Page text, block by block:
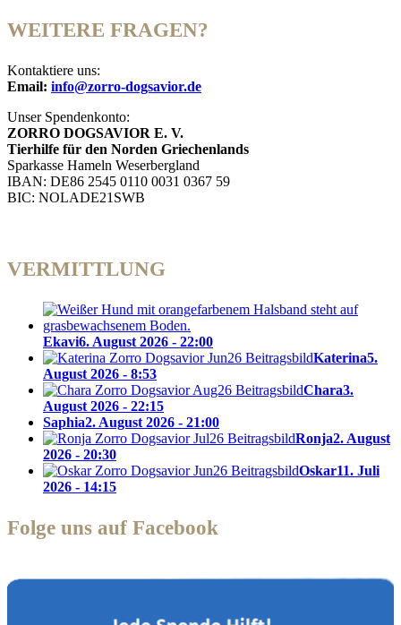
WEITERE FRAGEN?
Kontaktiere uns:
Email: info@zorro-dogsavior.de
Unser Spendenkonto:
ZORRO DOGSAVIOR E. V.
Tierhilfe für den Norden Griechenlands
Sparkasse Hameln Weserbergland
IBAN: DE86 2545 0110 0031 0367 59
BIC: NOLADE21SWB
VERMITTLUNG
Ekavi6. August 2026 - 22:00
Katerina5.
August 2026 - 8:53
Chara3.
August 2026 - 22:15
Saphia2. August 2026 - 21:00
Ronja2. August
2026 - 20:30
Oskar11. Juli
2026 - 14:15
Folge uns auf Facebook